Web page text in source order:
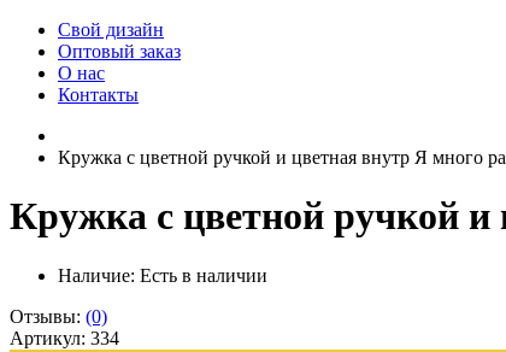
Свой дизайн
Оптовый заказ
О нас
Контакты
Кружка с цветной ручкой и цветная внутр Я много
Кружка с цветной ручкой
Наличие: Есть в наличии
Отзывы: (0)
Артикул: 334